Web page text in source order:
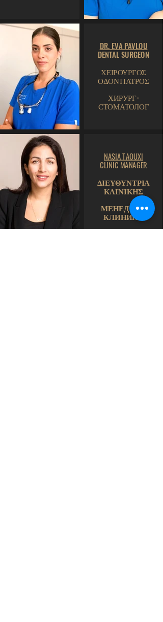
DR. EVA PAVLOU
DENTAL SURGEON
ΧΕΙΡΟΥΡΓΟΣ
ΟΔΟΝΤΙΑΤΡΟΣ
ХИРУРГ-
СТОМАТОЛОГ
NASIA TAOUXI
CLINIC MANAGER
ΔΙΕΥΘΥΝΤΡΙΑ
ΚΛΙΝΙΚΗΣ
МЕНЕДЖЕР
КЛИНИКИ